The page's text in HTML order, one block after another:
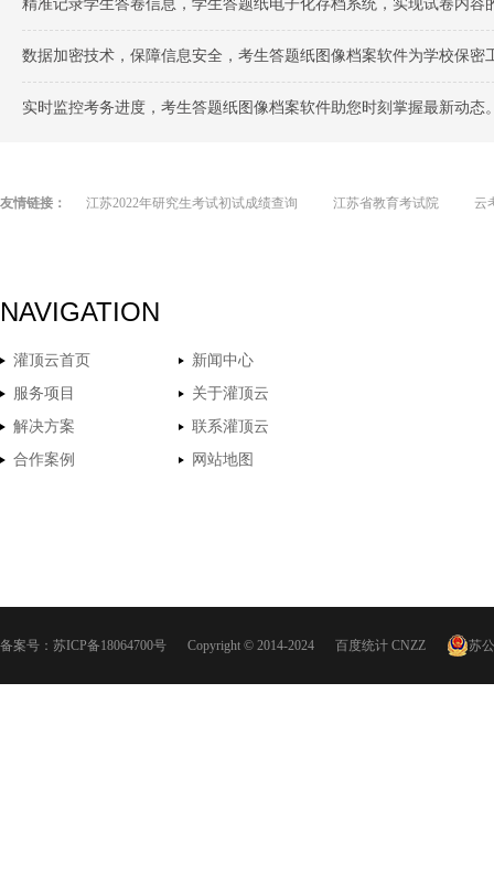
精准记录学生答卷信息，学生答题纸电子化存档系统，实现试卷内容
数据加密技术，保障信息安全，考生答题纸图像档案软件为学校保密
实时监控考务进度，考生答题纸图像档案软件助您时刻掌握最新动态
友情链接： 江苏2022年研究生考试初试成绩查询 江苏省教育考试院 云
NAVIGATION
灌顶云首页
新闻中心
服务项目
关于灌顶云
解决方案
联系灌顶云
合作案例
网站地图
备案号： 苏ICP备18064700号 Copyright © 2014-2024 百度统计 CNZZ 苏